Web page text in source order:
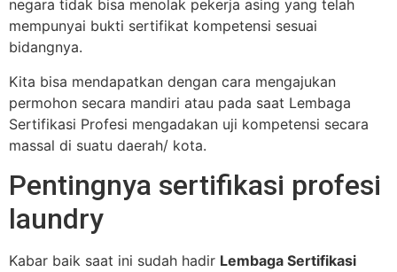
negara tidak bisa menolak pekerja asing yang telah
mempunyai bukti sertifikat kompetensi sesuai
bidangnya.
Kita bisa mendapatkan dengan cara mengajukan
permohon secara mandiri atau pada saat Lembaga
Sertifikasi Profesi mengadakan uji kompetensi secara
massal di suatu daerah/ kota.
Pentingnya sertifikasi profesi
laundry
Kabar baik saat ini sudah hadir Lembaga Sertifikasi